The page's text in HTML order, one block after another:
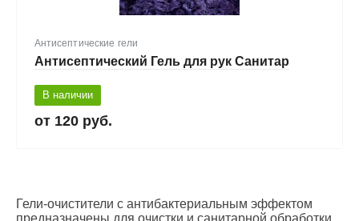
Антисептические гели
Антисептический Гель для рук Санитар
В наличии
120 руб.
Гели-очистители с антибактериальным эффектом